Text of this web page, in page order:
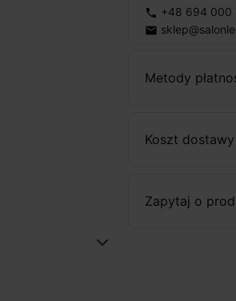
phone +48 694 000
email
Metody
Koszt dostawy
Zapytaj o